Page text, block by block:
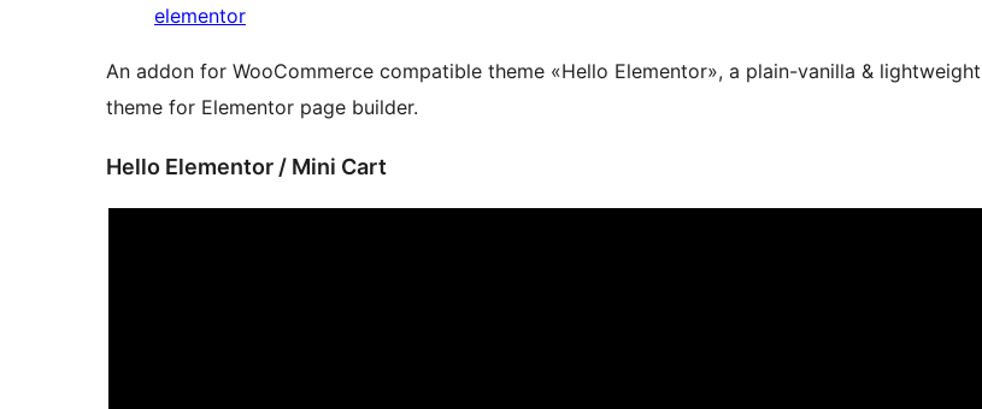
elementor
An addon for WooCommerce compatible theme «Hello Elementor», a plain-vanilla & lightweight
theme for Elementor page builder.
Hello Elementor / Mini Cart